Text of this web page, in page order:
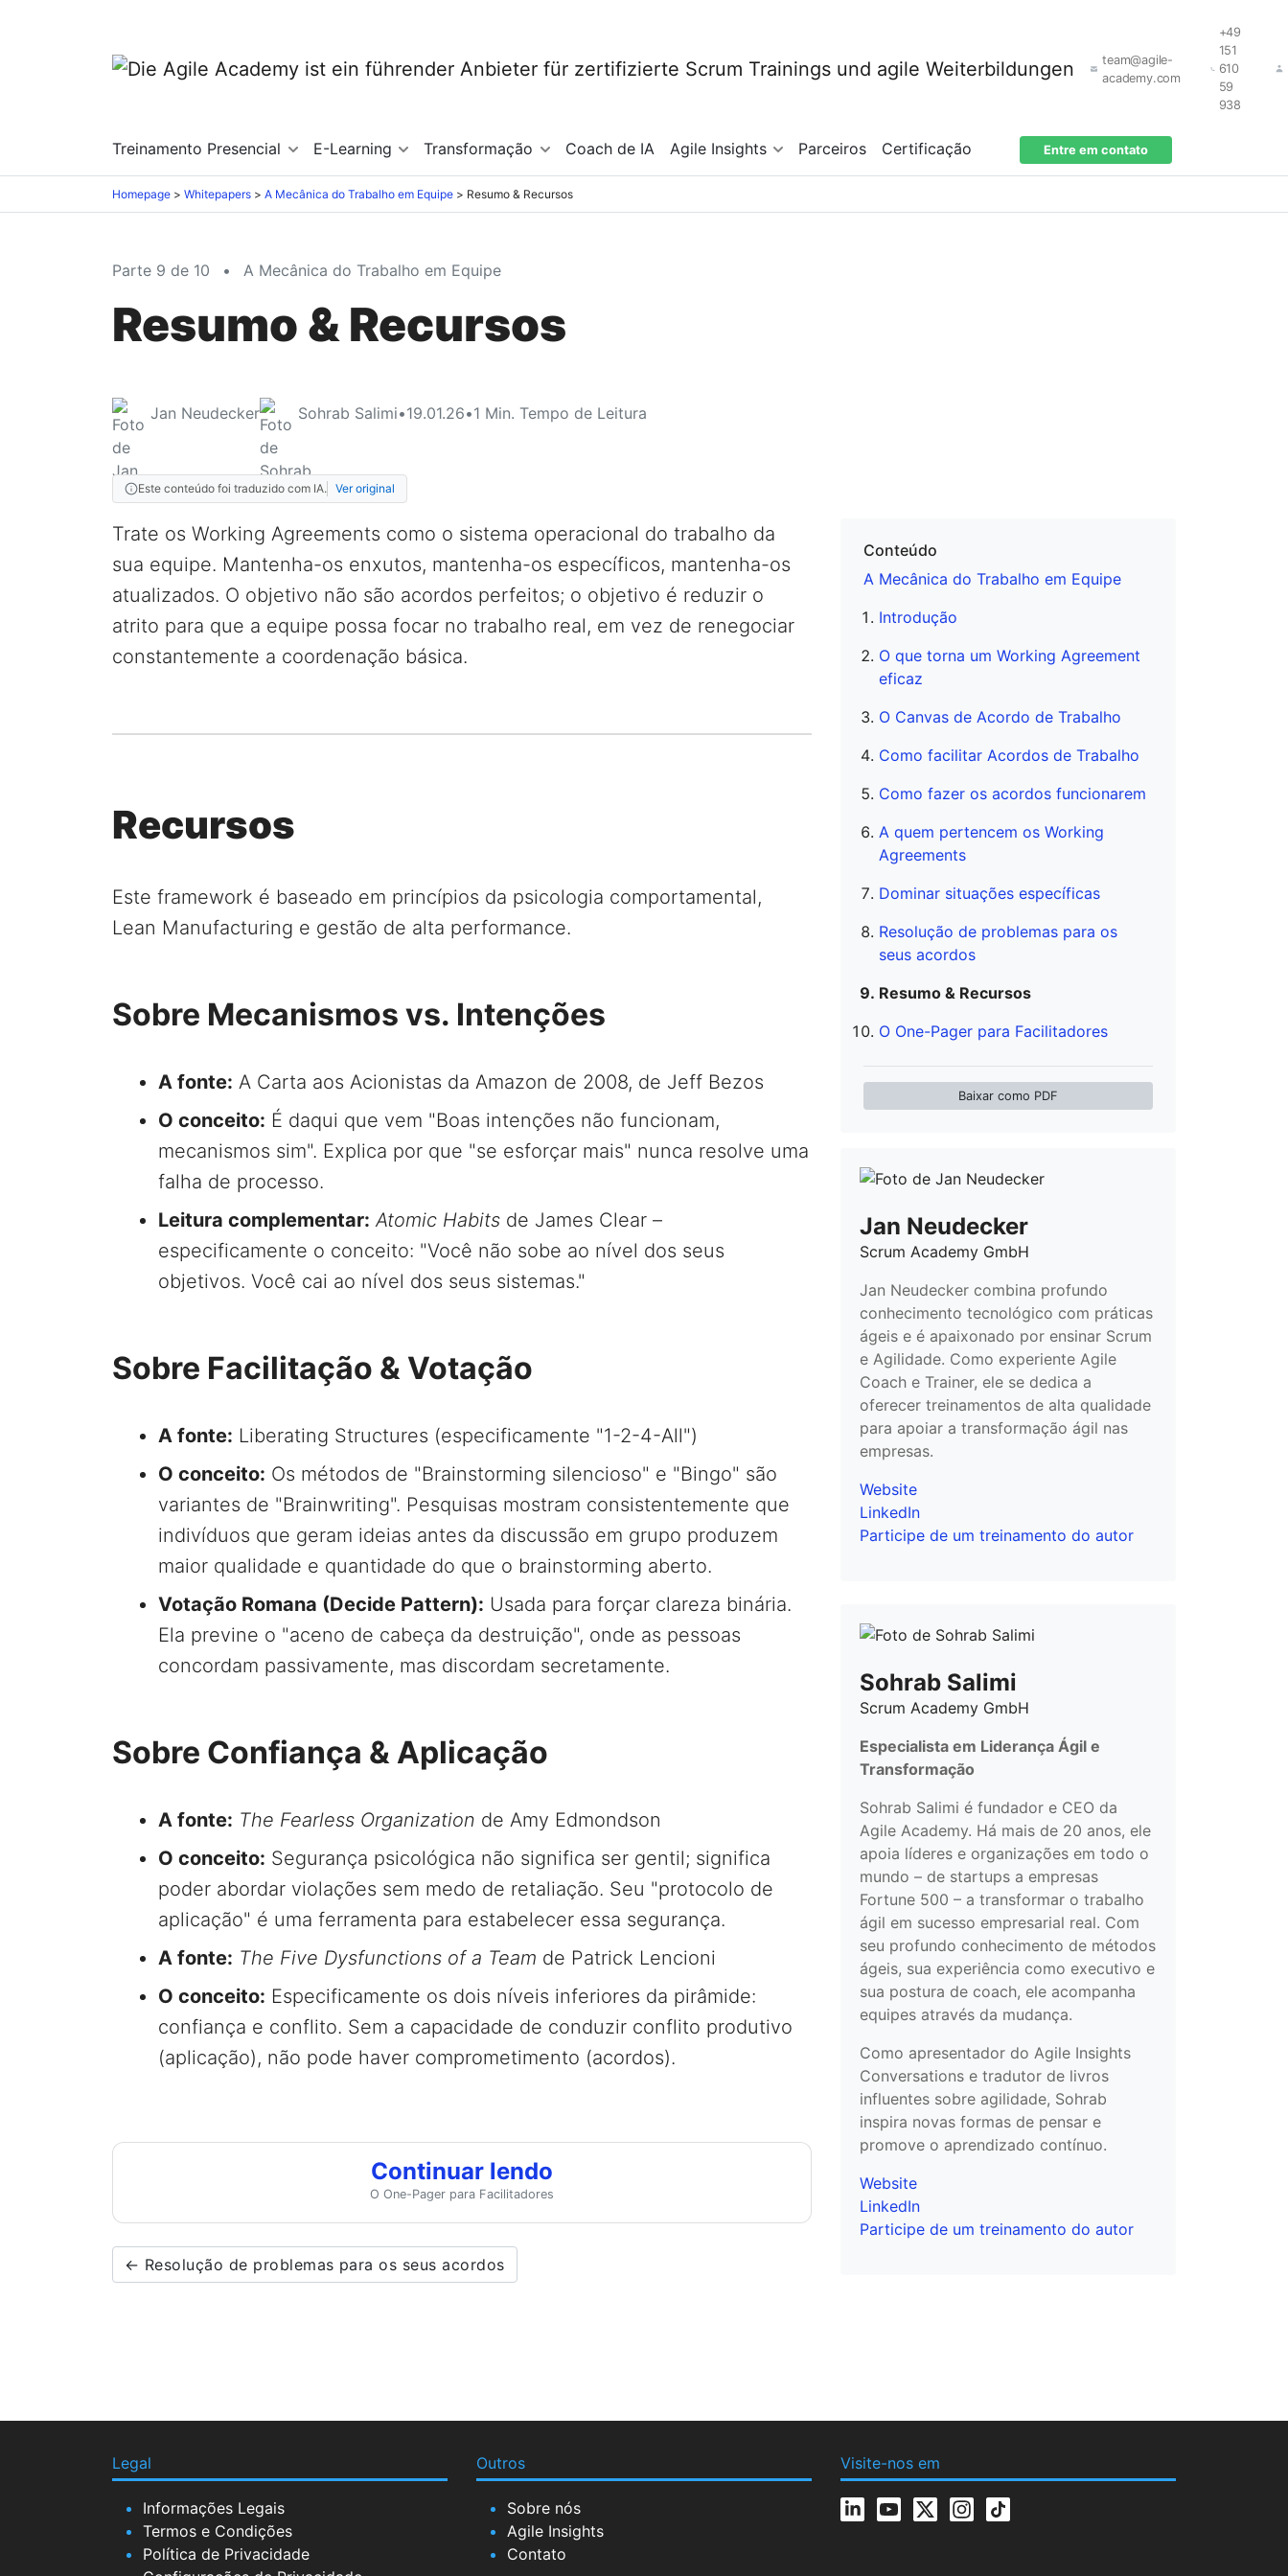
team@agile-
academy.com
+49
151
610
59
938
Treinamento Presencial E-Learning Transformação Coach de IA Agile Insights Parceiros Certificação Entre em contato
Homepage Whitepapers A Mecânica do Trabalho em Equipe Resumo & Recursos
Parte 9 de 10 • A Mecânica do Trabalho em Equipe
Resumo & Recursos
Jan Neudecker Sohrab Salimi•19.01.26•1 Min. Tempo de Leitura
Este conteúdo foi traduzido com IA. Ver original
Conteúdo
A Mecânica do Trabalho em Equipe
Introdução
O que torna um Working Agreement
eficaz
O Canvas de Acordo de Trabalho
Como facilitar Acordos de Trabalho
Como fazer os acordos funcionarem
A quem pertencem os Working
Agreements
Dominar situações específicas
Resolução de problemas para os
seus acordos
Resumo & Recursos
O One-Pager para Facilitadores
Baixar como PDF
Jan Neudecker
Scrum Academy GmbH
Jan Neudecker combina profundo
conhecimento tecnológico com práticas
ágeis e é apaixonado por ensinar Scrum
e Agilidade. Como experiente Agile
Coach e Trainer, ele se dedica a
oferecer treinamentos de alta qualidade
para apoiar a transformação ágil nas
empresas.
Website
LinkedIn
Participe de um treinamento do autor
Sohrab Salimi
Scrum Academy GmbH
Especialista em Liderança Ágil e
Transformação
Sohrab Salimi é fundador e CEO da
Agile Academy. Há mais de 20 anos, ele
apoia líderes e organizações em todo o
mundo – de startups a empresas
Fortune 500 – a transformar o trabalho
ágil em sucesso empresarial real. Com
seu profundo conhecimento de métodos
ágeis, sua experiência como executivo e
sua postura de coach, ele acompanha
equipes através da mudança.
Como apresentador do Agile Insights
Conversations e tradutor de livros
influentes sobre agilidade, Sohrab
inspira novas formas de pensar e
promove o aprendizado contínuo.
Website
LinkedIn
Participe de um treinamento do autor
Trate os Working Agreements como o sistema operacional do trabalho da
sua equipe. Mantenha-os enxutos, mantenha-os específicos, mantenha-os
atualizados. O objetivo não são acordos perfeitos; o objetivo é reduzir o
atrito para que a equipe possa focar no trabalho real, em vez de renegociar
constantemente a coordenação básica.
Recursos
Este framework é baseado em princípios da psicologia comportamental,
Lean Manufacturing e gestão de alta performance.
Sobre Mecanismos vs. Intenções
A fonte: A Carta aos Acionistas da Amazon de 2008, de Jeff Bezos
O conceito: É daqui que vem "Boas intenções não funcionam,
mecanismos sim". Explica por que "se esforçar mais" nunca resolve uma
falha de processo.
Leitura complementar: Atomic Habits de James Clear –
especificamente o conceito: "Você não sobe ao nível dos seus
objetivos. Você cai ao nível dos seus sistemas."
Sobre Facilitação & Votação
A fonte: Liberating Structures (especificamente "1-2-4-All")
O conceito: Os métodos de "Brainstorming silencioso" e "Bingo" são
variantes de "Brainwriting". Pesquisas mostram consistentemente que
indivíduos que geram ideias antes da discussão em grupo produzem
maior qualidade e quantidade do que o brainstorming aberto.
Votação Romana (Decide Pattern): Usada para forçar clareza binária.
Ela previne o "aceno de cabeça da destruição", onde as pessoas
concordam passivamente, mas discordam secretamente.
Sobre Confiança & Aplicação
A fonte: The Fearless Organization de Amy Edmondson
O conceito: Segurança psicológica não significa ser gentil; significa
poder abordar violações sem medo de retaliação. Seu "protocolo de
aplicação" é uma ferramenta para estabelecer essa segurança.
A fonte: The Five Dysfunctions of a Team de Patrick Lencioni
O conceito: Especificamente os dois níveis inferiores da pirâmide:
confiança e conflito. Sem a capacidade de conduzir conflito produtivo
(aplicação), não pode haver comprometimento (acordos).
Continuar lendo
O One-Pager para Facilitadores
← Resolução de problemas para os seus acordos
Legal
Informações Legais
Termos e Condições
Política de Privacidade
Outros
Sobre nós
Agile Insights
Contato
Visite-nos em